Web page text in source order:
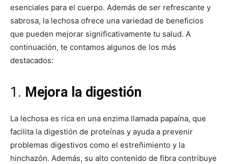
esenciales para el cuerpo. Además de ser refrescante y
sabrosa, la lechosa ofrece una variedad de beneficios
que pueden mejorar significativamente tu salud. A
continuación, te contamos algunos de los más
destacados:
1. Mejora la digestión
La lechosa es rica en una enzima llamada papaína, que
facilita la digestión de proteínas y ayuda a prevenir
problemas digestivos como el estreñimiento y la
hinchazón. Además, su alto contenido de fibra contribuye